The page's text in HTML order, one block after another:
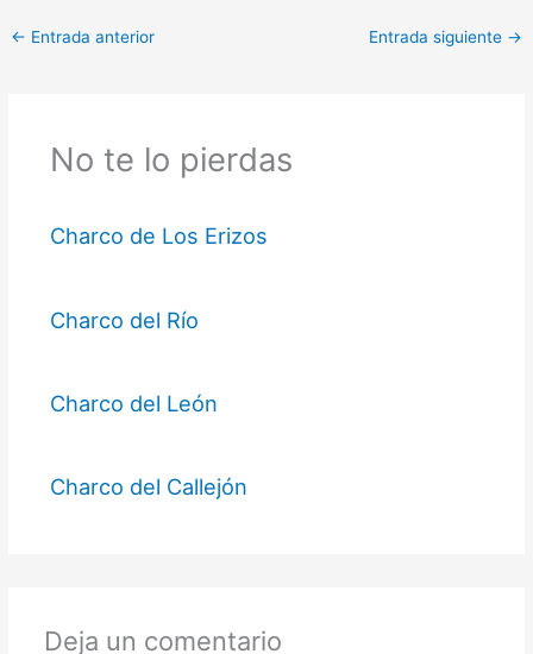
← Entrada anterior Entrada siguiente →
No te lo pierdas
Charco de Los Erizos
Charco del Río
Charco del León
Charco del Callejón
Deja un comentario